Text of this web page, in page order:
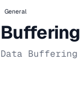
General
Buffering
Data Buffering